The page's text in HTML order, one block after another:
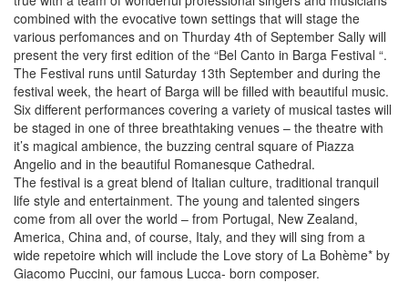
combined with the evocative town settings that will stage the
various perfomances and on Thurday 4th of September Sally will
present the very first edition of the “Bel Canto in Barga Festival “.
The Festival runs until Saturday 13th September and during the
festival week, the heart of Barga will be filled with beautiful music.
Six different performances covering a variety of musical tastes will
be staged in one of three breathtaking venues – the theatre with
it’s magical ambience, the buzzing central square of Piazza
Angelio and in the beautiful Romanesque Cathedral.
The festival is a great blend of Italian culture, traditional tranquil
life style and entertainment. The young and talented singers
come from all over the world – from Portugal, New Zealand,
America, China and, of course, Italy, and they will sing from a
wide repetoire which will include the Love story of La Bohème* by
Giacomo Puccini, our famous Lucca- born composer.